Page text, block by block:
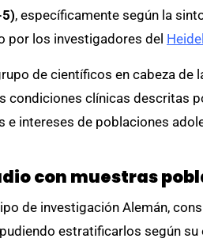
, específicamente según la
por los investigadores del
de científicos en cabeza de
condiciones clínicas descritas
e intereses de poblaciones
con muestras
de investigación Alemán,
estratificarlos según